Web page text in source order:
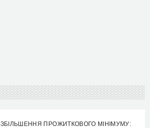
ЗБІЛЬШЕННЯ ПРОЖИТКОВОГО МІНІМУМУ: